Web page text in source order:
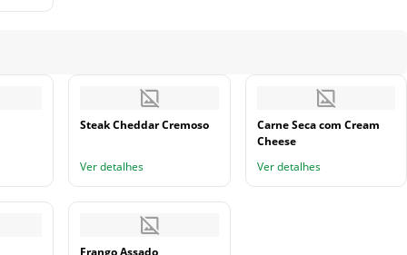
Steak Cheddar Cremoso
Ver detalhes
Carne Seca com Cream
Cheese
Ver detalhes
Frango Assado